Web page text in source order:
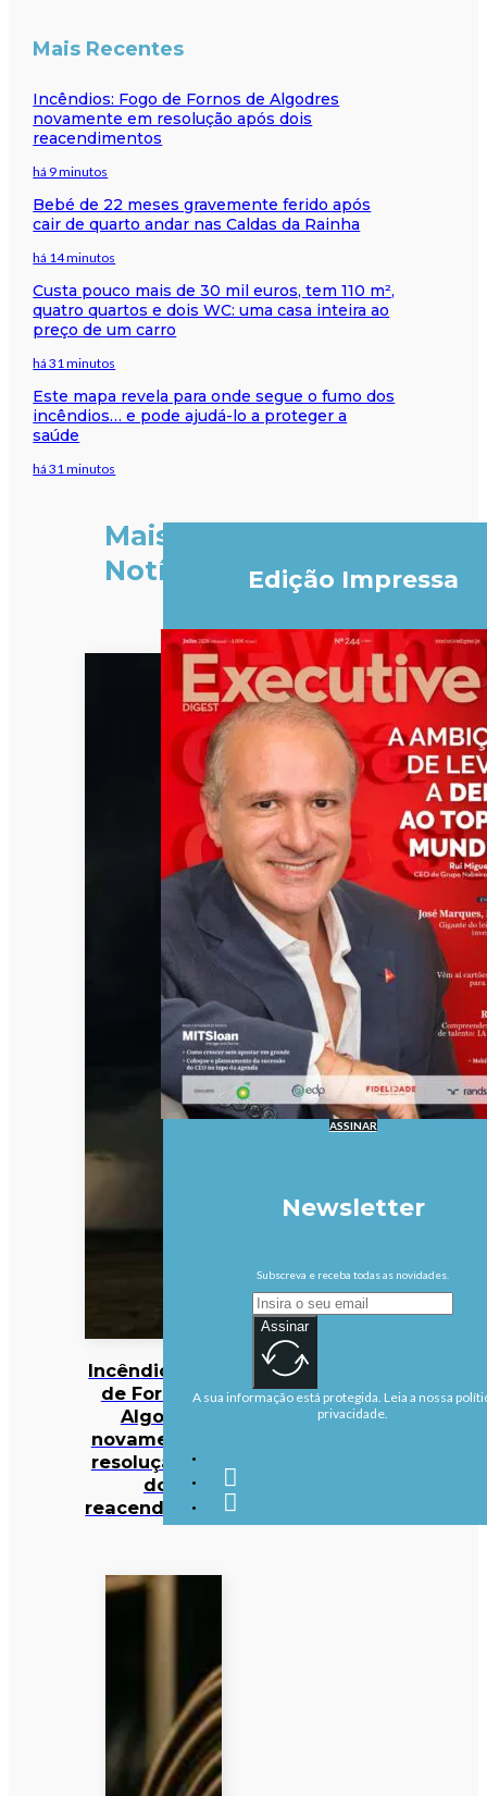
Mais Recentes
Incêndios: Fogo de Fornos de Algodres
novamente em resolução após dois
reacendimentos
há 9 minutos
Bebé de 22 meses gravemente ferido após
cair de quarto andar nas Caldas da Rainha
há 14 minutos
Custa pouco mais de 30 mil euros, tem 110 m²,
quatro quartos e dois WC: uma casa inteira ao
preço de um carro
há 31 minutos
Este mapa revela para onde segue o fumo dos
incêndios… e pode ajudá-lo a proteger a
saúde
há 31 minutos
Mais
Notícias
Incêndios: Fogo
de Fornos de
Algodres
novamente em
resolução após
dois
reacendimentos
Edição Impressa
ASSINAR
Newsletter
Subscreva e receba todas as novidades.
Assinar
A sua informação está protegida. Leia a nossa
privacidade.